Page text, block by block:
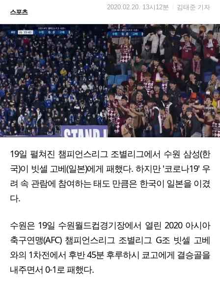
스포츠
2020.02.20. 13시12분 김태준 기자
19일 펼쳐진 챔피언스리그 조별리그에서 수원 삼성(한
국)이 빗셀 고베(일본)에게 패했다. 하지만 '코로나19' 우
려 속 관람에 참여하는 태도 만큼은 한국이 일본을 이겼
다.
수원은 19일 수원월드컵경기장에서 열린 2020 아시아
축구연맹(AFC) 챔피언스리그 조별리그 G조 빗셀 고베
와의 1차전에서 후반 45분 후루하시 쿄고에게 결승골을
내주면서 0-1로 패했다.